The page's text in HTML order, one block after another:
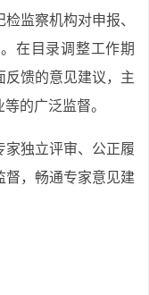
监察机构对申报、
在目录调整工作期
反馈的意见建议，主
的广泛监督。
家独立评审、公正履
督，畅通专家意见建